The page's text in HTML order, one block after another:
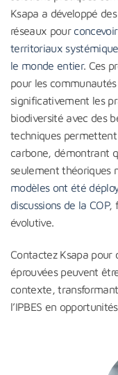
Ksapa a développé
réseaux pour
territoriaux
le monde entier. Ces
pour les
significativement les
biodiversité avec des
techniques
carbone, démontrant
seulement théoriques
modèles ont été
discussions de la COP,
évolutive.
Contactez Ksapa
éprouvées peuvent
contexte,
l’IPBES en